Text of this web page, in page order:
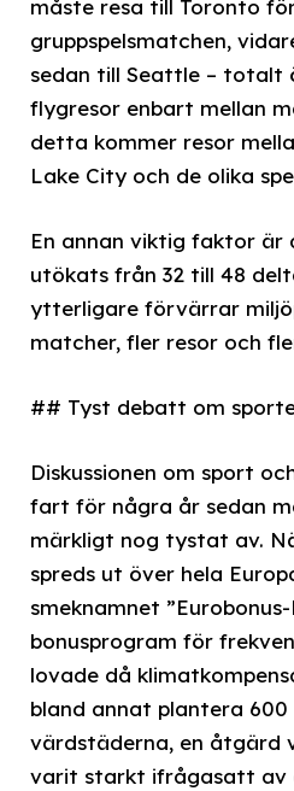
måste resa till Toronto
gruppspelsmatchen,
sedan till Seattle – totalt
flygresor enbart mellan
detta kommer resor
Lake City och de olika
En annan viktig faktor är
utökats från 32 till 48
ytterligare förvärrar
matcher, fler resor och
## Tyst debatt om
Diskussionen om sport
fart för några år sedan
märkligt nog tystat av.
spreds ut över hela
smeknamnet ”Eurobonus-
bonusprogram för
lovade då
bland annat plantera
värdstäderna, en åtgärd
varit starkt ifrågasatt av